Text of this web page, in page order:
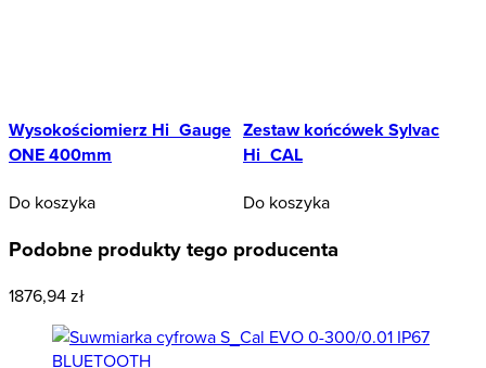
Wysokościomierz Hi_Gauge
ONE 400mm
Do koszyka
Zestaw końcówek Sylvac
Hi_CAL
Do koszyka
Podobne produkty tego producenta
1876,94 zł